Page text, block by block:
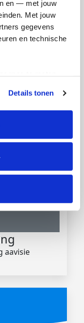
en — met jouw
Met jouw
gegevens
en technische
moment wijzigen of
de pagina. De
“details”.
Details tonen
aavisie